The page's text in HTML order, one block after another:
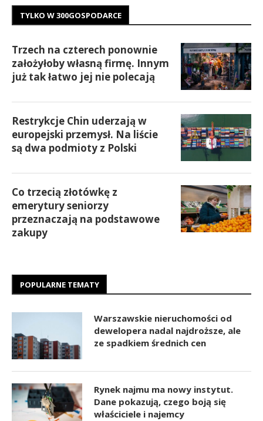
TYLKO W 300GOSPODARCE
Trzech na czterech ponownie
założyłoby własną firmę. Innym
już tak łatwo jej nie polecają
Restrykcje Chin uderzają w
europejski przemysł. Na liście
są dwa podmioty z Polski
Co trzecią złotówkę z
emerytury seniorzy
przeznaczają na podstawowe
zakupy
POPULARNE TEMATY
Warszawskie nieruchomości od
dewelopera nadal najdroższe, ale
ze spadkiem średnich cen
Rynek najmu ma nowy instytut.
Dane pokazują, czego boją się
właściciele i najemcy